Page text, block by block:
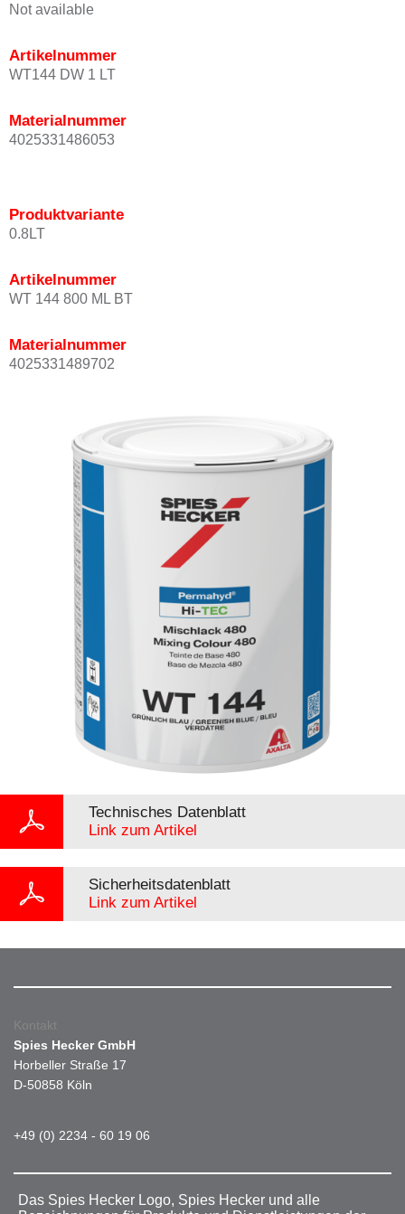
Not available
Artikelnummer
WT144 DW 1 LT
Materialnummer
4025331486053
Produktvariante
0.8LT
Artikelnummer
WT 144 800 ML BT
Materialnummer
4025331489702
Technisches Datenblatt
Link zum Artikel
Sicherheitsdatenblatt
Link zum Artikel
Kontakt
Spies Hecker GmbH
Horbeller Straße 17
D-50858 Köln
+49 (0) 2234 - 60 19 06
Das Spies Hecker Logo, Spies Hecker und alle